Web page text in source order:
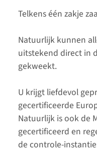
Telkens één zakje
Natuurlijk kunnen
uitstekend direct in
gekweekt.
U krijgt liefdevol
gecertificeerde
Natuurlijk is ook de
gecertificeerd en
de controle-